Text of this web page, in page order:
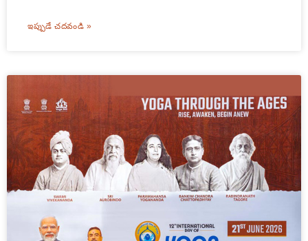
ఇప్పుడే చదవండి »